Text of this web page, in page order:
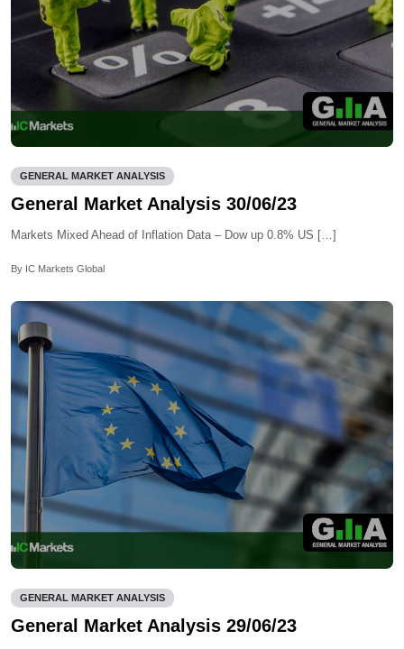
GENERAL MARKET ANALYSIS
General Market Analysis 30/06/23
Markets Mixed Ahead of Inflation Data – Dow up 0.8% US […]
By IC Markets Global
GENERAL MARKET ANALYSIS
General Market Analysis 29/06/23